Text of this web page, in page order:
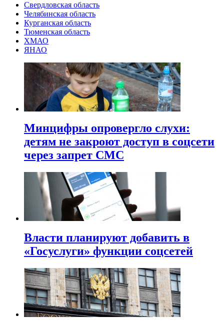
Свердловская область
Челябинская область
Курганская область
Тюменская область
ХМАО
ЯНАО
Минцифры опровергло слухи:
детям не закроют доступ в соцсети
через запрет СМС
Власти планируют добавить в
«Госуслуги» функции соцсетей